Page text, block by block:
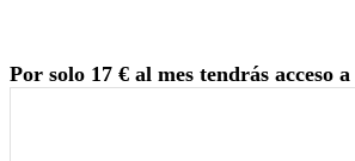
Por solo 17 € al mes tendrás acceso